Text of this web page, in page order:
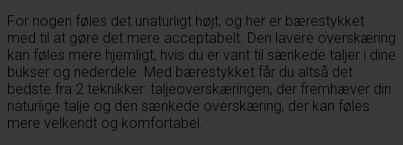
For nogen føles det unaturligt højt, og her er bærestykket
med til at gøre det mere acceptabelt. Den lavere overskæring
kan føles mere hjemligt, hvis du er vant til sænkede taljer i dine
bukser og nederdele. Med bærestykket får du altså det
bedste fra 2 teknikker: taljeoverskæringen, der fremhæver din
naturlige talje og den sænkede overskæring, der kan føles
mere velkendt og komfortabel.